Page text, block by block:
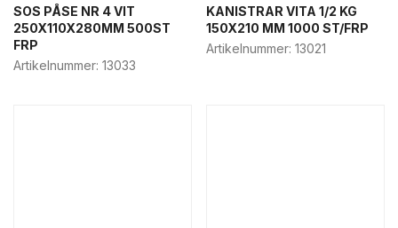
Food retail
SOS bags
Bakery boxes
SOS PÅSE NR 4 VIT
250X110X280MM 500ST
FRP
Artikelnummer: 13033
KANISTRAR VITA 1/2 KG
150X210 MM 1000 ST/FRP
Artikelnummer: 13021